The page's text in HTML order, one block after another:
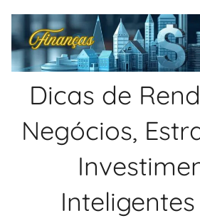
para
conteúdo
Dicas de
Negócios,